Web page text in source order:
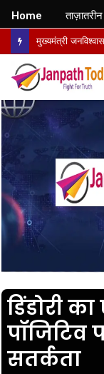
डिंडोरी
पॉजिटिव
सतर्कता
Home ताज़ातरीन